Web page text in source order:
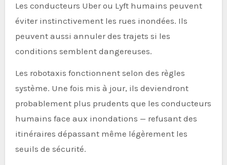
Les conducteurs Uber ou Lyft humains peuvent
éviter instinctivement les rues inondées. Ils
peuvent aussi annuler des trajets si les
conditions semblent dangereuses.
Les robotaxis fonctionnent selon des règles
système. Une fois mis à jour, ils deviendront
probablement plus prudents que les conducteurs
humains face aux inondations — refusant des
itinéraires dépassant même légèrement les
seuils de sécurité.